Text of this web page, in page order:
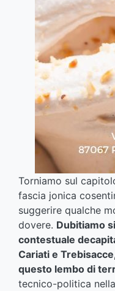
Torniamo sul
fascia jonica
suggerire qualche
dovere. Dubitiamo
contestuale
Cariati e
questo lembo di
tecnico-politica